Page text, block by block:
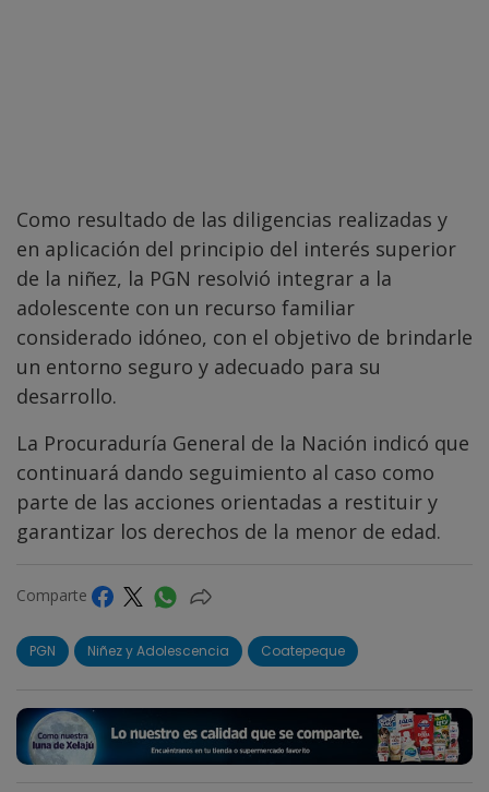
Como resultado de las diligencias realizadas y
en aplicación del principio del interés superior
de la niñez, la PGN resolvió integrar a la
adolescente con un recurso familiar
considerado idóneo, con el objetivo de brindarle
un entorno seguro y adecuado para su
desarrollo.
La Procuraduría General de la Nación indicó que
continuará dando seguimiento al caso como
parte de las acciones orientadas a restituir y
garantizar los derechos de la menor de edad.
Comparte
PGN Niñez y Adolescencia Coatepeque